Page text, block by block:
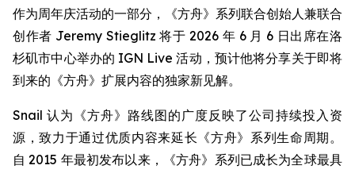
作为周年庆活动的一部分，《方舟》系列联合创始人兼联合
创作者 Jeremy Stieglitz 将于 2026 年 6 月 6 日出席在洛
杉矶市中心举办的 IGN Live 活动，预计他将分享关于即将
到来的《方舟》扩展内容的独家新见解。
Snail 认为《方舟》路线图的广度反映了公司持续投入资
源，致力于通过优质内容来延长《方舟》系列生命周期。
自 2015 年最初发布以来，《方舟》系列已成长为全球最具